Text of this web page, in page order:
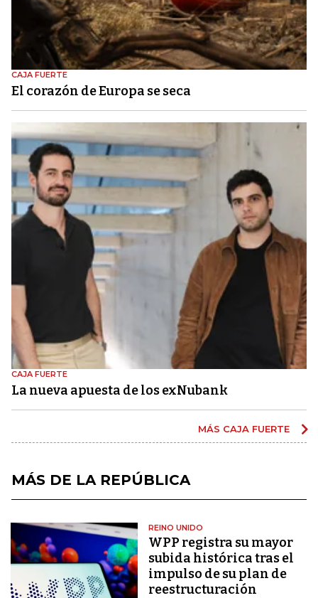
CAJA FUERTE
El corazón de Europa se seca
CAJA FUERTE
La nueva apuesta de los exNubank
MÁS CAJA FUERTE
MÁS DE LA REPÚBLICA
REINO UNIDO
WPP registra su mayor
subida histórica tras el
impulso de su plan de
reestructuración